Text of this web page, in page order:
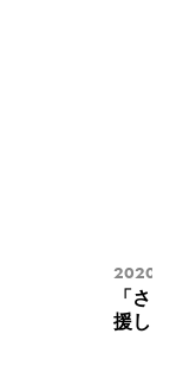
「さ
援しよ